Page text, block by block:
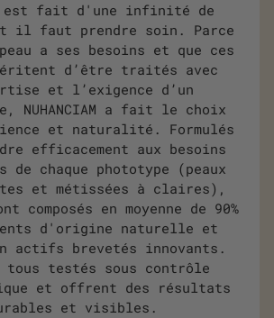
est fait d'une infinité de
il faut prendre soin. Parce
a ses besoins et que ces
d’être traités avec
et l’exigence d’un
NUHANCIAM a fait le choix
et naturalité. Formulés
efficacement aux besoins
de chaque phototype (peaux
et métissées à claires),
composés en moyenne de 90%
d'origine naturelle et
actifs brevetés innovants.
testés sous contrôle
et offrent des résultats
et visibles.